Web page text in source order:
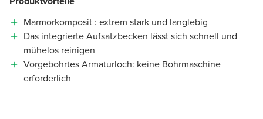
Marmorkomposit : extrem stark und langlebig
Das integrierte Aufsatzbecken lässt sich schnell und
mühelos reinigen
Vorgebohrtes Armaturloch: keine Bohrmaschine
erforderlich